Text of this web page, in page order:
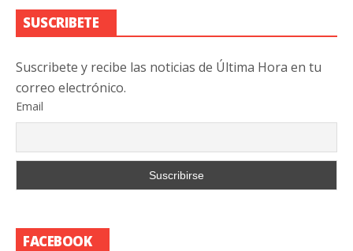
SUSCRIBETE
Suscribete y recibe las noticias de Última Hora en tu
correo electrónico.
Email
FACEBOOK